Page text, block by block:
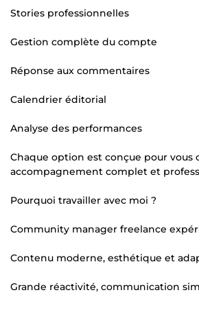
Stories professionnelles
Gestion complète du compte
Réponse aux commentaires
Calendrier éditorial
Analyse des performances
Chaque option est conçue pour vous
accompagnement complet et
Pourquoi travailler avec moi ?
Community manager freelance
Contenu moderne, esthétique et
Grande réactivité, communication